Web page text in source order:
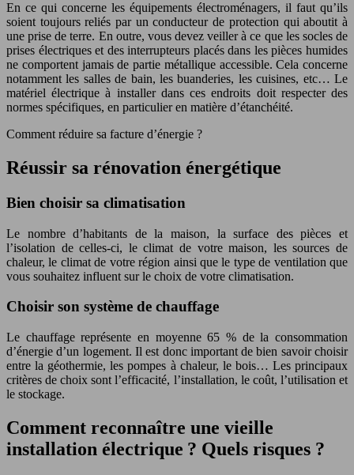
En ce qui concerne les équipements électroménagers, il faut qu’ils
soient toujours reliés par un conducteur de protection qui aboutit à
une prise de terre. En outre, vous devez veiller à ce que les socles de
prises électriques et des interrupteurs placés dans les pièces humides
ne comportent jamais de partie métallique accessible. Cela concerne
notamment les salles de bain, les buanderies, les cuisines, etc… Le
matériel électrique à installer dans ces endroits doit respecter des
normes spécifiques, en particulier en matière d’étanchéité.
Comment réduire sa facture d’énergie ?
Réussir sa rénovation énergétique
Bien choisir sa climatisation
Le nombre d’habitants de la maison, la surface des pièces et
l’isolation de celles-ci, le climat de votre maison, les sources de
chaleur, le climat de votre région ainsi que le type de ventilation que
vous souhaitez influent sur le choix de votre climatisation.
Choisir son système de chauffage
Le chauffage représente en moyenne 65 % de la consommation
d’énergie d’un logement. Il est donc important de bien savoir choisir
entre la géothermie, les pompes à chaleur, le bois… Les principaux
critères de choix sont l’efficacité, l’installation, le coût, l’utilisation et
le stockage.
Comment reconnaître une vieille
installation électrique ? Quels risques ?